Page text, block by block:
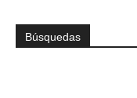
Búsquedas